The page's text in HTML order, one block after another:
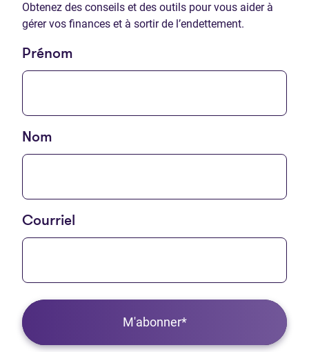
Obtenez des conseils et des outils pour vous aider à
gérer vos finances et à sortir de l’endettement.
Prénom
Nom
Courriel
M'abonner*